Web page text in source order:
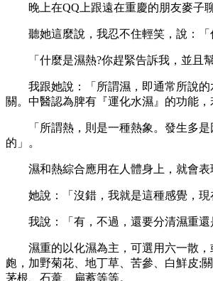
晚上在QQ上跟遠在重慶的朋友麥子聊
聽她這麼說，我忍不住輕笑，說：「
「什麼是濕熱?你趕緊告訴我，並且幫
我跟她說：「所謂濕，即通常所說的
關。中醫認為脾有『運化水濕』的功能
「所謂熱，則是一種熱象。發生多是
的」。
濕和熱綜合應用在人體身上，就會表
她說：「沒錯，我就是這種感覺，現
我說：「有，不過，還要分清濕重還
濕重的以化濕為主，可選用六一散，
皰，加野菊花、地丁草、苦參、白鮮皮;
茅根、石葦、扁蓄等等。